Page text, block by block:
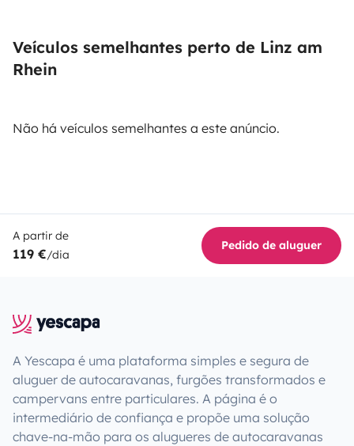
Veículos semelhantes perto de Linz am
Rhein
Não há veículos semelhantes a este anúncio.
A partir de
119 €/dia
Pedido de aluguer
A Yescapa é uma plataforma simples e segura de
aluguer de autocaravanas, furgões transformados e
campervans entre particulares. A página é o
intermediário de confiança e propõe uma solução
chave-na-mão para os alugueres de autocaravanas